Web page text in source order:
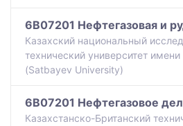
6B07201 Нефтегазовая и
Казахский национальный
технический университет
(Satbayev University)
6B07201 Нефтегазовое
Казахстанско-Британский